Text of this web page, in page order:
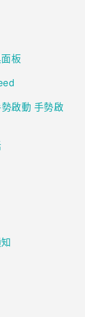
板
啟動 手勢啟